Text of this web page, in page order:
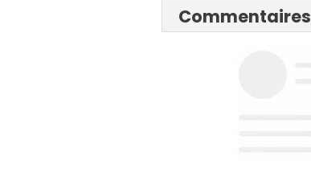
Commentaires